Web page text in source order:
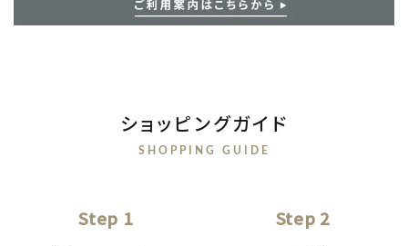
ショッピングガイド
SHOPPING GUIDE
Step 1 Step 2